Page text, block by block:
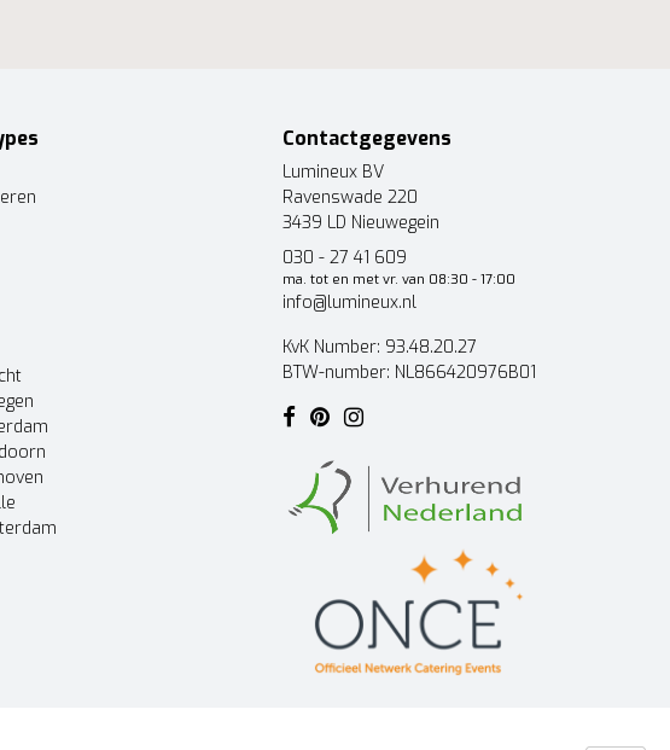
Contactgegevens
Lumineux BV
Ravenswade 220
3439 LD Nieuwegein
030 - 27 41 609
ma. tot en met vr. van 08:30 - 17:00
info@lumineux.nl
KvK Number: 93.48.20.27
BTW-number: NL866420976B01